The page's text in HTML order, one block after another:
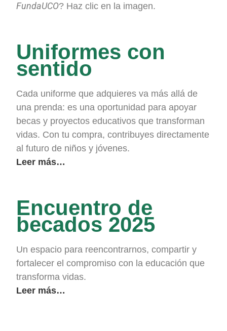
FundaUCO? Haz clic en la imagen.
Uniformes con
sentido
Cada uniforme que adquieres va más allá de
una prenda: es una oportunidad para apoyar
becas y proyectos educativos que transforman
vidas. Con tu compra, contribuyes directamente
al futuro de niños y jóvenes.
Leer más…
Encuentro de
becados 2025
Un espacio para reencontrarnos, compartir y
fortalecer el compromiso con la educación que
transforma vidas.
Leer más…